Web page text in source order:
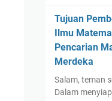
Tujuan
Ilmu
Pencarian
Merdeka
Salam, teman
Dalam